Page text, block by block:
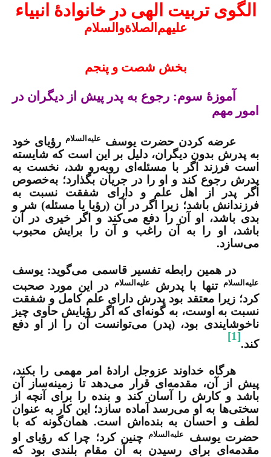
الگوی تربیت الهی در خانوادۀ انبیاء
علیهم‌الصلاةو‌السلام
بخش شصت و پنجم
آموزۀ سوم: رجوع به پدر پیش از دیگران در
امور مهم
عرضه کردن حضرت یوسف علیه‌السلام رؤیای خود
به پدرش بدون دیگران، دلیل بر این است که شایسته
است فرزند اگر با مسئله‌ای روبه‌رو شد، نخست به
پدرش رجوع کند و او را در جریان بگذارد؛ به‌خصوص
اگر پدر از اهل علم و دارای شفقت نسبت به
فرزندانش باشد؛ زیرا اگر در آن (رؤیا یا مسئله) شر و
بدی باشد، او آن را دفع می‌کند و اگر خیری در آن
باشد، او را به آن راغب و آن را برایش محبوب
می‌سازد.
در همین رابطه تفسیر قاسمی می‌گوید: یوسف
علیه‌السلام تنها با پدرش علیه‌السلام
در این مورد صحبت
کرد؛ زیرا معتقد بود پدرش دارای علم کامل و شفقت
نسبت به اوست، به گونه‌ای که اگر رؤیایش حاوی چیز
ناخوشایندی بود، (پدر) می‌توانست آن را از او دفع
کند.
[1]
هرگاه خداوند عزوجل ارادۀ امر مهمی را بکند،
پیش از آن، مقدمه‌ای قرار می‌دهد تا زمینه‌ساز آن
باشد و کارش را آسان کند و بنده را برای آنچه از
سختی‌ها به او می‌رسد آماده سازد؛ این کار به عنوان
لطف و احسان به بنده‌اش است. همان‌گونه که با
حضرت یوسف
علیه‌السلامچنین کرد؛ چرا که رؤیای او
مقدمه‌ای برای رسیدن به آن مقام بلندی بود که